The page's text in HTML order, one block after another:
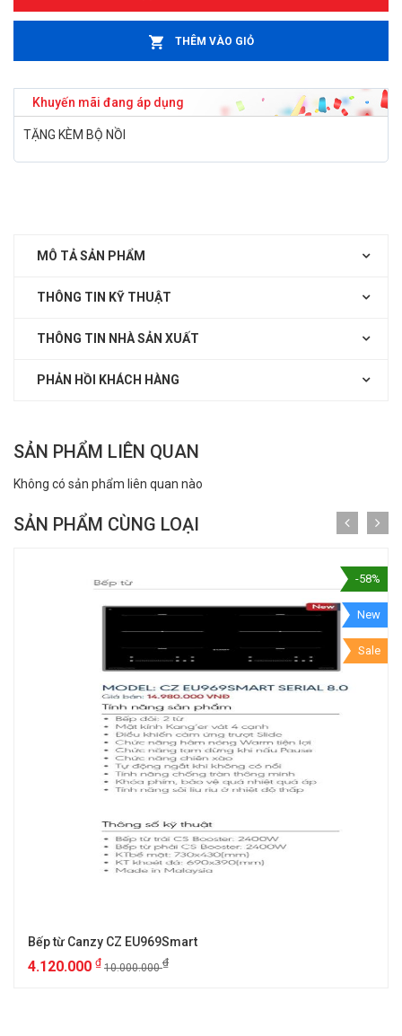
THÊM VÀO GIỎ
Khuyến mãi đang áp dụng
TẶNG KÈM BỘ NỒI
MÔ TẢ SẢN PHẨM
THÔNG TIN KỸ THUẬT
THÔNG TIN NHÀ SẢN XUẤT
PHẢN HỒI KHÁCH HÀNG
SẢN PHẨM LIÊN QUAN
Không có sản phẩm liên quan nào
SẢN PHẨM CÙNG LOẠI
-58%
New
Sale
Bếp từ Canzy CZ EU969Smart
4.120.000 ₫ 10.000.000₫